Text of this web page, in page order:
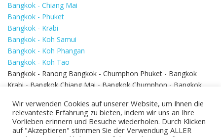
Bangkok - Chiang Mai
Bangkok - Phuket
Bangkok - Krabi
Bangkok - Koh Samui
Bangkok - Koh Phangan
Bangkok - Koh Tao
Bangkok - Ranong Bangkok - Chumphon Phuket - Bangkok
Krabi - Bangkok Chiang Mai - Bangkok Chumphon - Bangkok
Bangkok - Hua Hin
Wir verwenden Cookies auf unserer Website, um Ihnen die
relevanteste Erfahrung zu bieten, indem wir uns an Ihre
Vorlieben erinnern und Besuche wiederholen. Durch Klicken
auf "Akzeptieren" stimmen Sie der Verwendung ALLER